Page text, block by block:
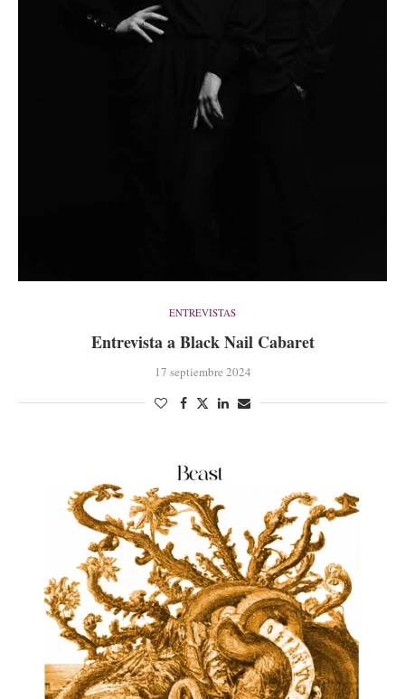
ENTREVISTAS
Entrevista a Black Nail Cabaret
17 septiembre 2024